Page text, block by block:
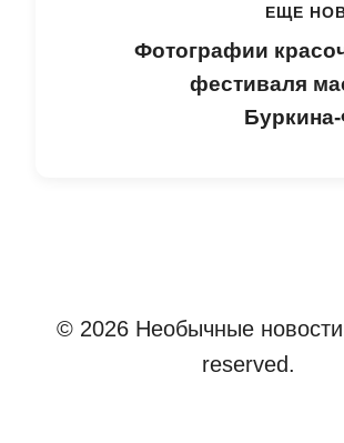
ЕЩЕ
Фотографии
фестиваля
© 2026 Необычные
reserved.